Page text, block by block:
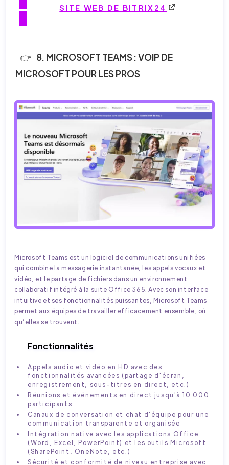
SITE WEB DE BITRIX24
8. MICROSOFT TEAMS : VOIP DE
MICROSOFT POUR LES PROS
Microsoft Teams est un logiciel de communications unifiées
qui combine la messagerie instantanée, les appels vocaux et
vidéo, et le partage de fichiers dans un environnement
collaboratif intégré à la suite Office 365. Avec son interface
intuitive et ses fonctionnalités puissantes, Microsoft Teams
permet aux équipes de travailler efficacement ensemble, où
qu’elles se trouvent.
Fonctionnalités
Appels audio et vidéo en HD avec des
fonctionnalités avancées (partage d'écran,
enregistrement, sous-titres en direct, etc.)
Réunions et événements en direct jusqu'à 10 000
participants
Canaux de conversation et chat d'équipe pour une
communication transparente et organisée
Intégration native avec les applications Office
(Word, Excel, PowerPoint) et les outils Microsoft
(SharePoint, OneNote, etc.)
Sécurité et conformité de niveau entreprise avec